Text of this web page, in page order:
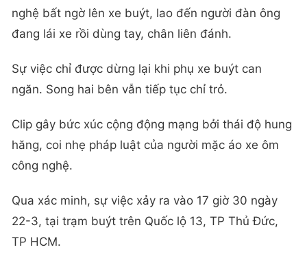
nghệ bất ngờ lên xe buýt, lao đến người đàn ông
đang lái xe rồi dùng tay, chân liên đánh.
Sự việc chỉ được dừng lại khi phụ xe buýt can
ngăn. Song hai bên vẫn tiếp tục chỉ trỏ.
Clip gây bức xúc cộng động mạng bởi thái độ hung
hăng, coi nhẹ pháp luật của người mặc áo xe ôm
công nghệ.
Qua xác minh, sự việc xảy ra vào 17 giờ 30 ngày
22-3, tại trạm buýt trên Quốc lộ 13, TP Thủ Đức,
TP HCM.